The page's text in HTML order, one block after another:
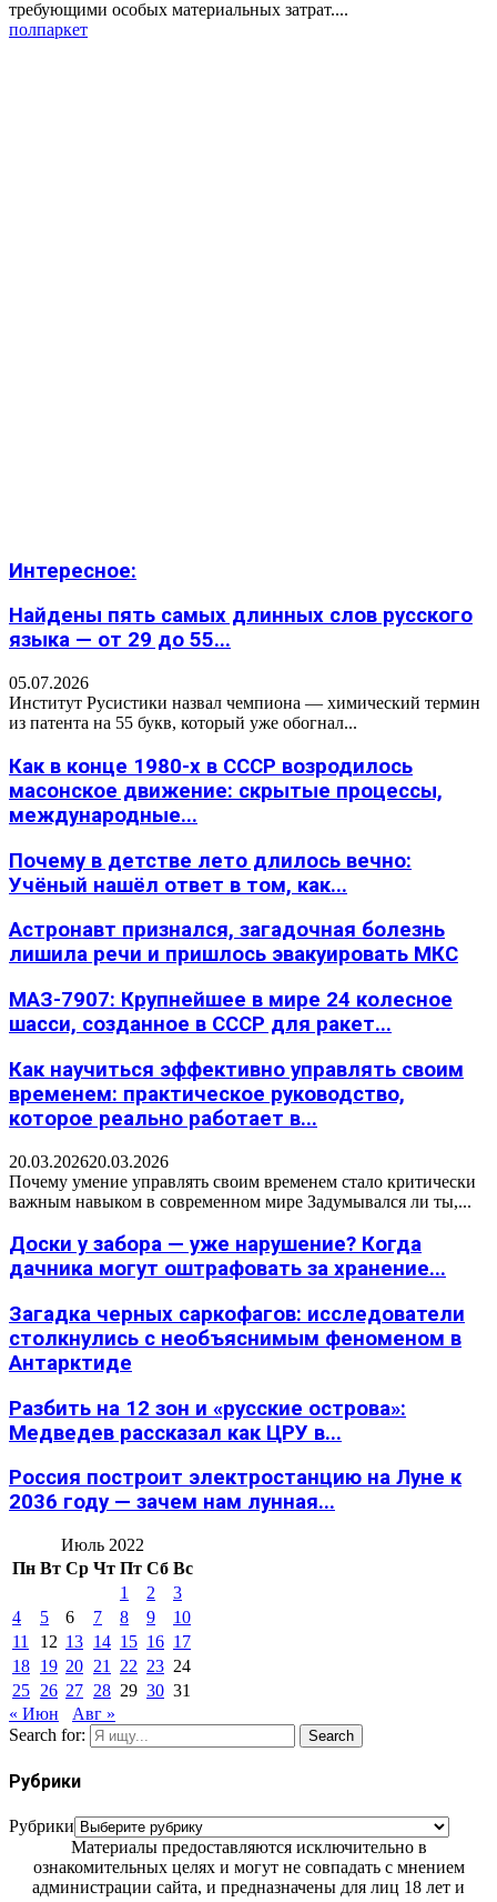
требующими особых материальных затрат....
полпаркет
Интересное:
Найдены пять самых длинных слов русского
языка — от 29 до 55...
05.07.2026
Институт Русистики назвал чемпиона — химический термин
из патента на 55 букв, который уже обогнал...
Как в конце 1980-х в СССР возродилось
масонское движение: скрытые процессы,
международные...
Почему в детстве лето длилось вечно:
Учёный нашёл ответ в том, как...
Астронавт признался, загадочная болезнь
лишила речи и пришлось эвакуировать МКС
МАЗ-7907: Крупнейшее в мире 24 колесное
шасси, созданное в СССР для ракет...
Как научиться эффективно управлять своим
временем: практическое руководство,
которое реально работает в...
20.03.202620.03.2026
Почему умение управлять своим временем стало критически
важным навыком в современном мире Задумывался ли ты,...
Доски у забора — уже нарушение? Когда
дачника могут оштрафовать за хранение...
Загадка черных саркофагов: исследователи
столкнулись с необъяснимым феноменом в
Антарктиде
Разбить на 12 зон и «русские острова»:
Медведев рассказал как ЦРУ в...
Россия построит электростанцию на Луне к
2036 году — зачем нам лунная...
Июль 2022
Пн Вт Ср Чт Пт Сб Вс
1
2
3
4
5 6 7 8 9
10
11
12 13 14 15 16 17
18 19 20 21 22 23 24
25 26 27 28 29 30 31
« Июн
Авг »
Search for:
Search
Рубрики
Рубрики
Материалы предоставляются исключительно в
ознакомительных целях и могут не совпадать с мнением
администрации сайта, и предназначены для лиц 18 лет и